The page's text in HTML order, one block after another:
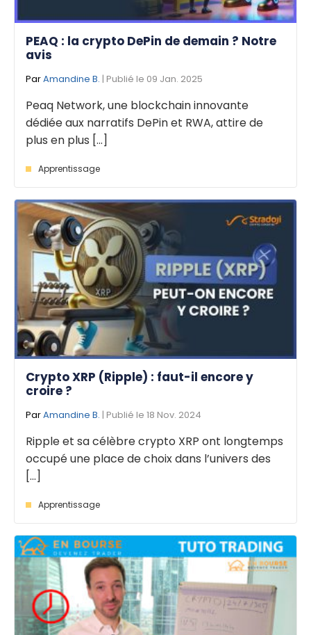
PEAQ : la crypto DePin de demain ? Notre
avis
ParAmandine B. | Publié le 09 Jan. 2025
Peaq Network, une blockchain innovante
dédiée aux narratifs DePin et RWA, attire de
plus en plus [...]
Apprentissage
Crypto XRP (Ripple) : faut-il encore y
croire ?
ParAmandine B. | Publié le 18 Nov. 2024
Ripple et sa célèbre crypto XRP ont longtemps
occupé une place de choix dans l’univers des
[...]
Apprentissage